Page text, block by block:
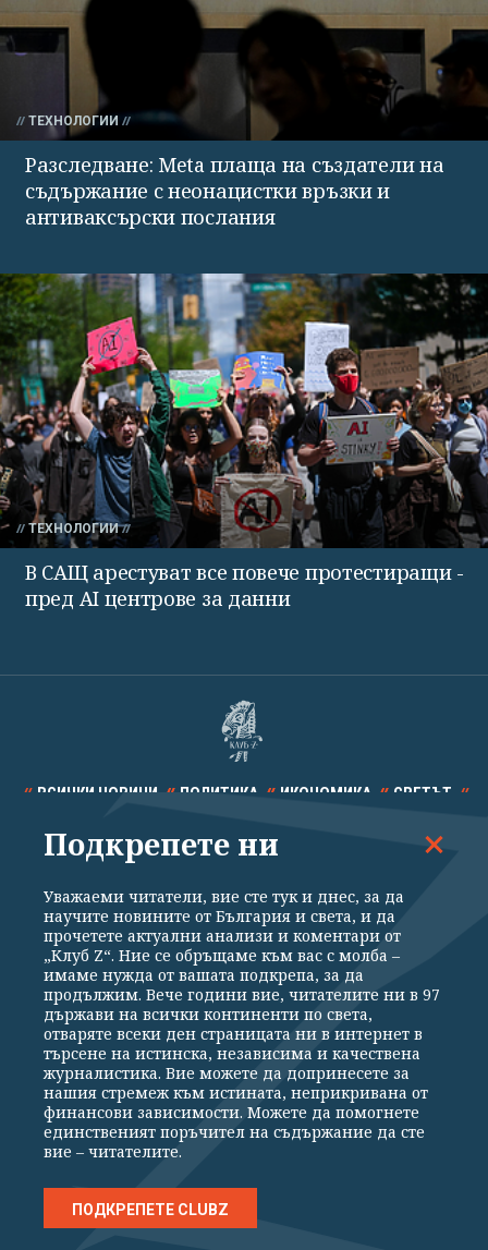
ТЕХНОЛОГИИ
Разследване: Meta плаща на създатели на
съдържание с неонацистки връзки и
антиваксърски послания
ТЕХНОЛОГИИ
В САЩ арестуват все повече протестиращи -
пред AI центрове за данни
ВСИЧКИ НОВИНИ ПОЛИТИКА ИКОНОМИКА СВЕТЪТ
СПОРТ КУЛТУРА ТЕХНОЛОГИИ КАЛЕЙДОСКОП
Общи условия
Политика за поверителност
Реклама
Партньори Контакти
За Клуб Z
Екип
Подкрепете ни
Издател на www.clubz.bg е „Клуб Зебра Медия“ ЕООД, София, ул. "Алеко
Константинов" 3. Всички права запазени 2026 „Клуб Зебра Медия“
Препечатването на материали, снимки и видео от www.clubz.bg без
разрешение ще бъде преследвано по съдебен път, съгласно
ОБЩИТЕ УСЛОВИЯ
Подкрепете ни
Уважаеми читатели, вие сте тук и днес, за да
научите новините от България и света, и да
прочетете актуални анализи и коментари от
„Клуб Z“. Ние се обръщаме към вас с молба –
имаме нужда от вашата подкрепа, за да
продължим. Вече години вие, читателите ни в 97
държави на всички континенти по света,
отваряте всеки ден страницата ни в интернет в
търсене на истинска, независима и качествена
журналистика. Вие можете да допринесете за
нашия стремеж към истината, неприкривана от
финансови зависимости. Можете да помогнете
единственият поръчител на съдържание да сте
вие – читателите.
ПОДКРЕПЕТЕ CLUBZ